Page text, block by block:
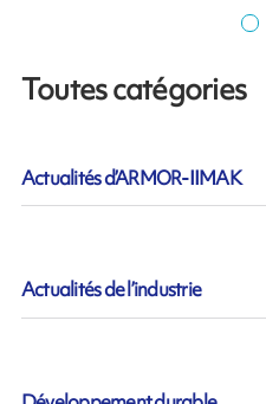
Toutes catégories
Actualités d’ARMOR-IIMAK
Actualités de l’industrie